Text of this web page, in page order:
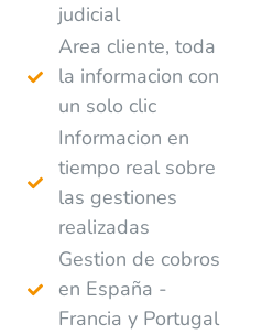
judicial
Area cliente, toda
la informacion con
un solo clic
Informacion en
tiempo real sobre
las gestiones
realizadas
Gestion de cobros
en España -
Francia y Portugal